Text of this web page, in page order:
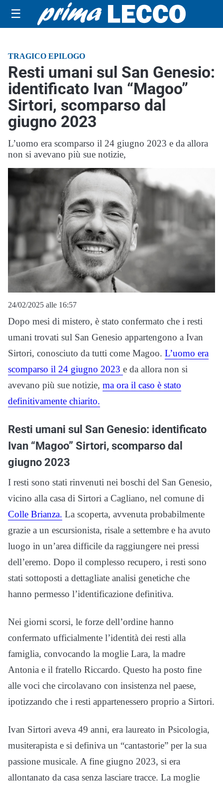
☰
TRAGICO EPILOGO
Resti umani sul San Genesio:
identificato Ivan “Magoo”
Sirtori, scomparso dal
giugno 2023
L’uomo era scomparso il 24 giugno 2023 e da allora
non si avevano più sue notizie,
24/02/2025 alle 16:57
Dopo mesi di mistero, è stato confermato che i resti
umani trovati sul San Genesio appartengono a Ivan
Sirtori, conosciuto da tutti come Magoo. L’uomo era
scomparso il 24 giugno 2023 e da allora non si
avevano più sue notizie, ma ora il caso è stato
definitivamente chiarito.
Resti umani sul San Genesio: identificato
Ivan “Magoo” Sirtori, scomparso dal
giugno 2023
I resti sono stati rinvenuti nei boschi del San Genesio,
vicino alla casa di Sirtori a Cagliano, nel comune di
Colle Brianza. La scoperta, avvenuta probabilmente
grazie a un escursionista, risale a settembre e ha avuto
luogo in un’area difficile da raggiungere nei pressi
dell’eremo. Dopo il complesso recupero, i resti sono
stati sottoposti a dettagliate analisi genetiche che
hanno permesso l’identificazione definitiva.
Nei giorni scorsi, le forze dell’ordine hanno
confermato ufficialmente l’identità dei resti alla
famiglia, convocando la moglie Lara, la madre
Antonia e il fratello Riccardo. Questo ha posto fine
alle voci che circolavano con insistenza nel paese,
ipotizzando che i resti appartenessero proprio a Sirtori.
Ivan Sirtori aveva 49 anni, era laureato in Psicologia,
musiterapista e si definiva un “cantastorie” per la sua
passione musicale. A fine giugno 2023, si era
allontanato da casa senza lasciare tracce. La moglie